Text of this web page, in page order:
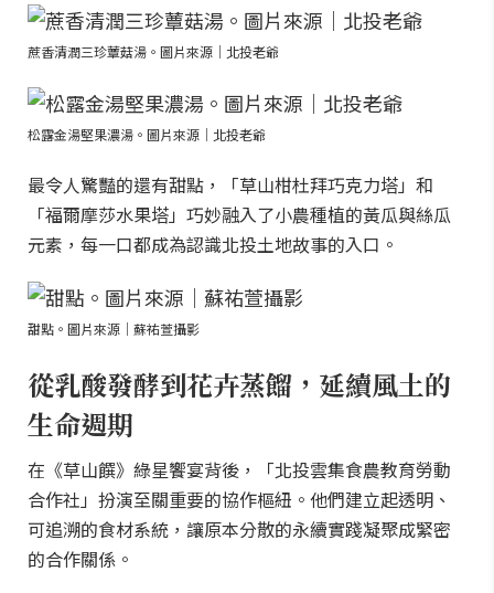
蔗香清潤三珍蕈菇湯。圖片來源｜北投老爺
松露金湯堅果濃湯。圖片來源｜北投老爺
最令人驚豔的還有甜點，「草山柑杜拜巧克力塔」和
「福爾摩莎水果塔」巧妙融入了小農種植的黃瓜與絲瓜
元素，每一口都成為認識北投土地故事的入口。
甜點。圖片來源｜蘇祐萱攝影
從乳酸發酵到花卉蒸餾，延續風土的
生命週期
在《草山饌》綠星饗宴背後，「北投雲集食農教育勞動
合作社」扮演至關重要的協作樞紐。他們建立起透明、
可追溯的食材系統，讓原本分散的永續實踐凝聚成緊密
的合作關係。